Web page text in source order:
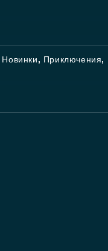
Новинки, Приключения,